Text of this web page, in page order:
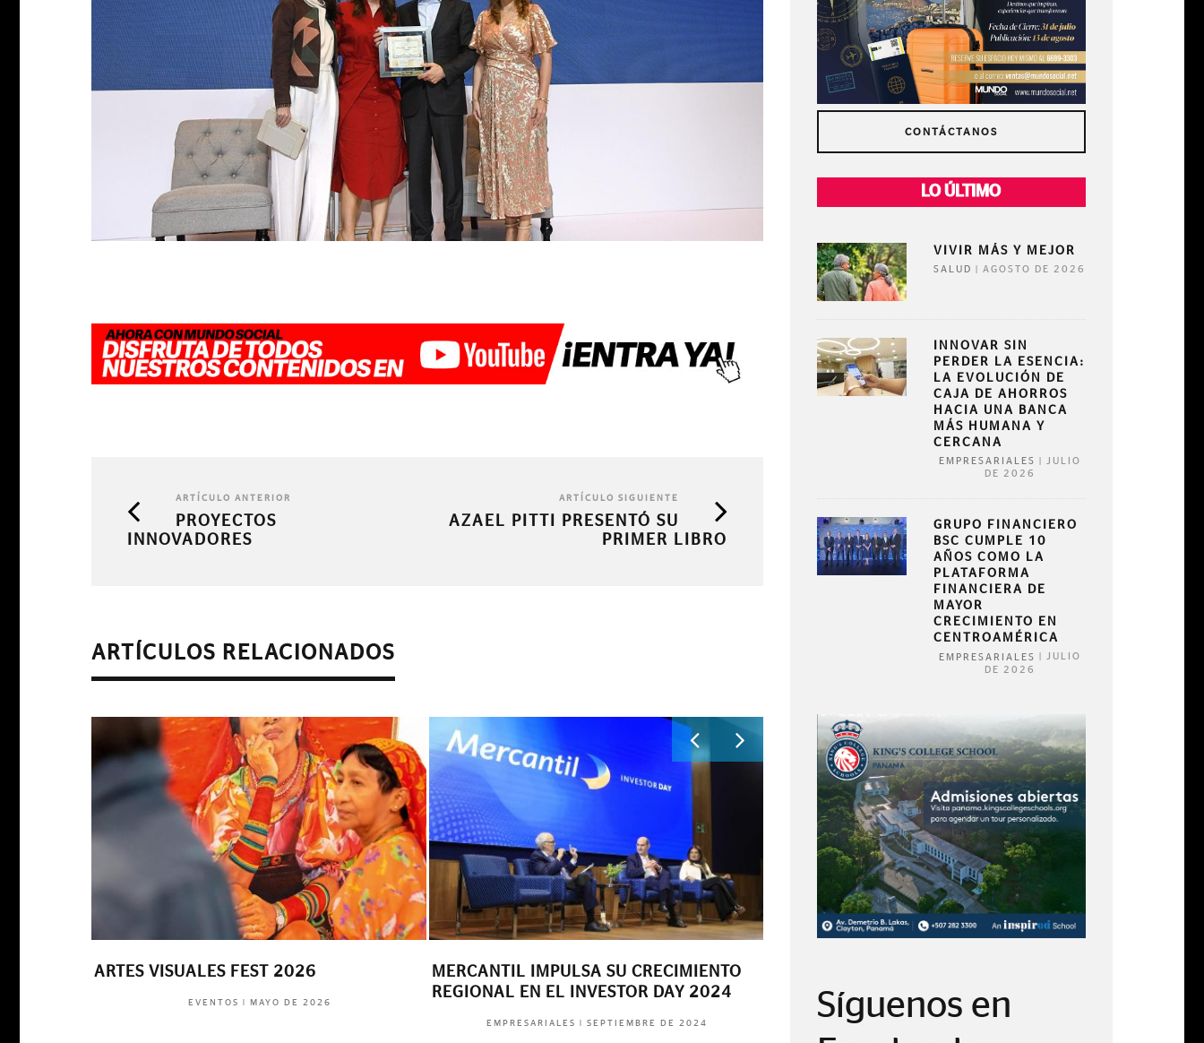
ARTÍCULO ANTERIOR
PROYECTOS
INNOVADORES
ARTÍCULO SIGUIENTE
AZAEL PITTI PRESENTÓ SU
PRIMER LIBRO
ARTÍCULOS RELACIONADOS
ARTES VISUALES FEST 2026
EVENTOS MAYO DE 2026
MERCANTIL IMPULSA SU CRECIMIENTO
REGIONAL EN EL INVESTOR DAY 2024
EMPRESARIALES |SEPTIEMBRE DE 2024
EVENTOS| MAYO DE 2026
CONTÁCTANOS
LO ÚLTIMO
VIVIR MÁS Y MEJOR
SALUD AGOSTO DE 2026
INNOVAR SIN
PERDER LA ESENCIA:
LA EVOLUCIÓN DE
CAJA DE AHORROS
HACIA UNA BANCA
MÁS HUMANA Y
CERCANA
EMPRESARIALES
JULIO
DE 2026
GRUPO FINANCIERO
BSC CUMPLE 10
AÑOS COMO LA
PLATAFORMA
FINANCIERA DE
MAYOR
CRECIMIENTO EN
CENTROAMÉRICA
EMPRESARIALES
JULIO
DE 2026
Síguenos en